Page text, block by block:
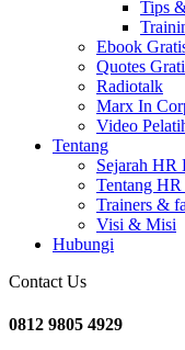
Tips
Ebook
Quotes
Radiotalk
Marx In
Video
Tentang
Sejarah HR
Tentang
Trainers &
Visi & Misi
Hubungi
Contact Us
0812 9805 4929